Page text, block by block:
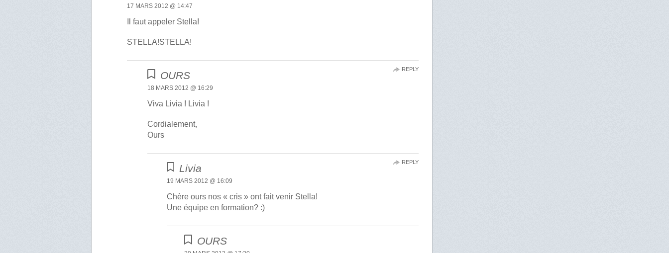
17 MARS 2012 @ 14:47
Il faut appeler Stella!
STELLA!STELLA!
OURS
18 MARS 2012 @ 16:29
Viva Livia ! Livia !
Cordialement,
Ours
REPLY
Livia
19 MARS 2012 @ 16:09
Chère ours nos « cris » ont fait venir Stella!
Une équipe en formation? :)
REPLY
OURS